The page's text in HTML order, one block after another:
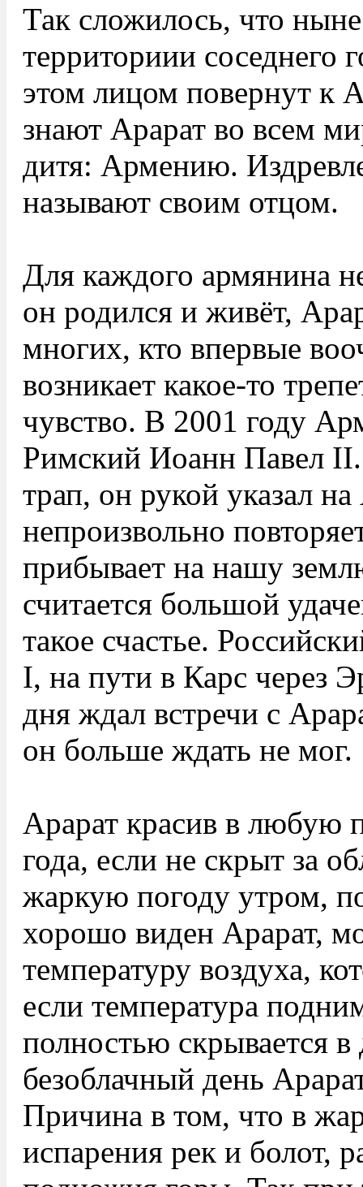
Так сложилось, что
территориии соседнего
этом лицом повернут к
знают Арарат во всем
дитя: Армению.
называют своим отцом.
Для каждого армянина
он родился и живёт,
многих, кто впервые
возникает какое-то
чувство. В 2001 году
Римский Иоанн Павел
трап, он рукой указал
непроизвольно
прибывает на нашу
считается большой
такое счастье.
I, на пути в Карс через
дня ждал встречи с
он больше ждать не мог.
Арарат красив в любую
года, если не скрыт за
жаркую погоду утром,
хорошо виден Арарат,
температуру воздуха,
если температура
полностью скрывается
безоблачный день
Причина в том, что в
испарения рек и болот,